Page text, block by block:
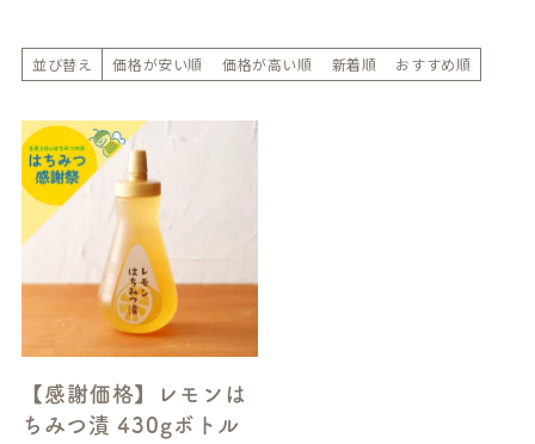
並び替え 価格が安い順 価格が高い順 新着順 おすすめ順
【感謝価格】レモンは
ちみつ漬 430gボトル